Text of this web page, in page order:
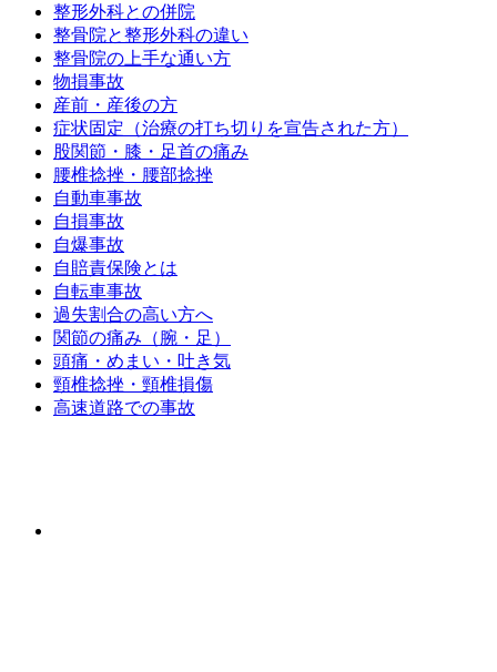
整形外科との併院
整骨院と整形外科の違い
整骨院の上手な通い方
物損事故
産前・産後の方
症状固定（治療の打ち切りを宣告された方）
股関節・膝・足首の痛み
腰椎捻挫・腰部捻挫
自動車事故
自損事故
自爆事故
自賠責保険とは
自転車事故
過失割合の高い方へ
関節の痛み（腕・足）
頭痛・めまい・吐き気
頸椎捻挫・頸椎損傷
高速道路での事故